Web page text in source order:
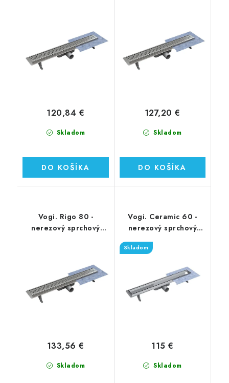
Skladom
120,84 €
DO KOŠÍKA
Skladom
127,20 €
DO KOŠÍKA
Vogi. Rigo 80 -
nerezový sprchový
Skladom
133,56 €
Vogi. Ceramic 60 -
nerezový sprchový
Skladom
Skladom
115 €